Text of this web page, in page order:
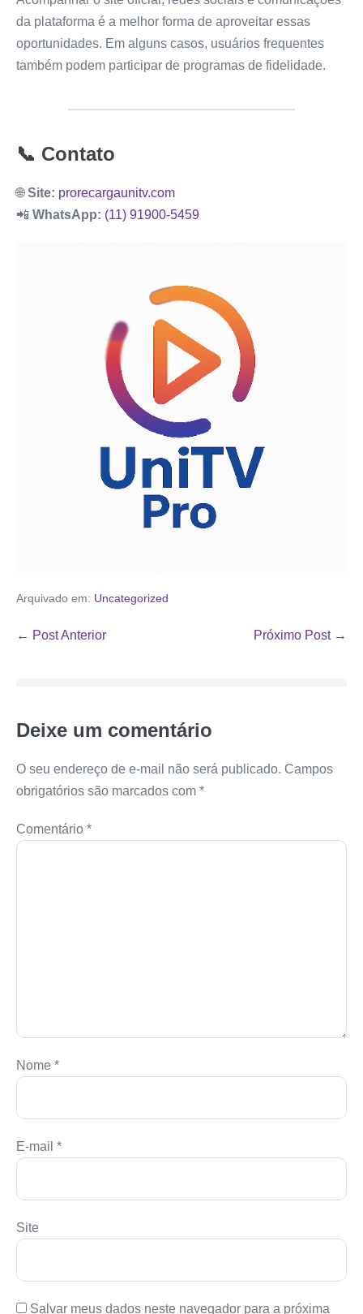
da plataforma é a melhor forma de aproveitar essas
oportunidades. Em alguns casos, usuários frequentes
também podem participar de programas de fidelidade.
📞 Contato
🌐Site: prorecargaunitv.com
📲 WhatsApp: (11) 91900-5459
Arquivado em: Uncategorized
← Post Anterior Próximo Post →
Deixe um comentário
O seu endereço de e-mail não será publicado. Campos
obrigatórios são marcados com *
Comentário *
Nome *
E-mail *
Site
Salvar meus dados neste navegador para a próxima